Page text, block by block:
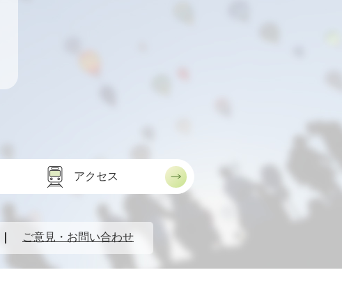
アクセス
ご意見・お問い合わせ